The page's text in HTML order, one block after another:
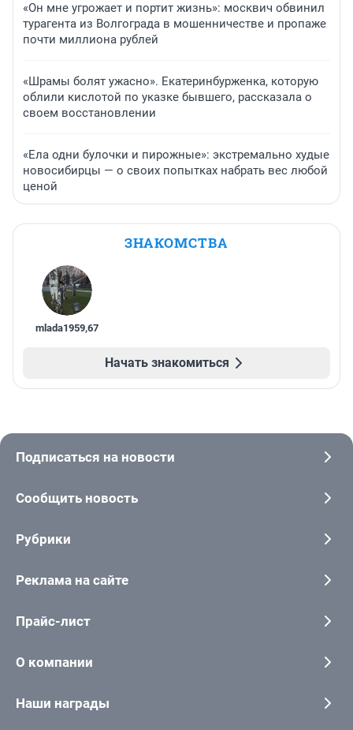
«Он мне угрожает и портит жизнь»: москвич обвинил
турагента из Волгограда в мошенничестве и пропаже
почти миллиона рублей
«Шрамы болят ужасно». Екатеринбурженка, которую
облили кислотой по указке бывшего, рассказала о
своем восстановлении
«Ела одни булочки и пирожные»: экстремально худые
новосибирцы — о своих попытках набрать вес любой
ценой
ЗНАКОМСТВА
mlada1959,67
Начать знакомиться
Подписаться на новости
Сообщить новость
Рубрики
Реклама на сайте
Прайс-лист
О компании
Наши награды